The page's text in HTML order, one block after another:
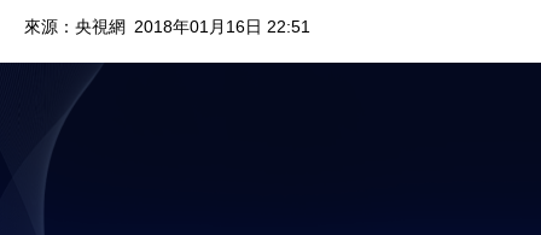
來源： 央視網 2018年01月16日 22:51